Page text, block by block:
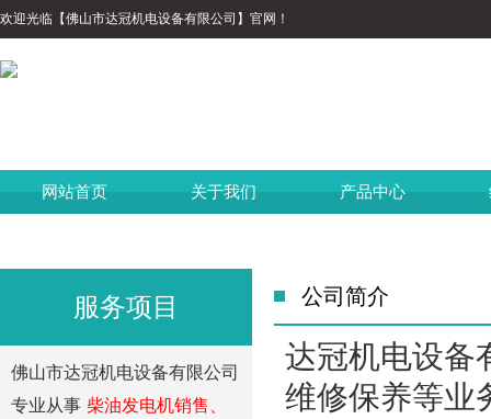
欢迎光临【佛山市达冠机电设备有限公司】官网！
网站首页 关于我们 产品中心
服务项目
佛山市达冠机电设备有限公司
专业从事 柴油发电机销售、
公司简介
达冠机电设备
维修保养等业